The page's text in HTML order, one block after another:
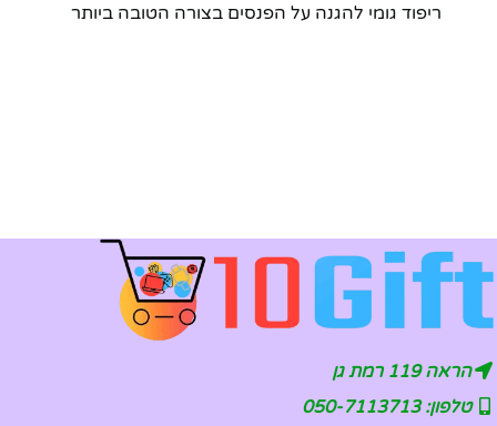
ריפוד גומי להגנה על הפנסים בצורה הטובה ביותר
הראה 119 רמת גן
טלפון: 050-7113713